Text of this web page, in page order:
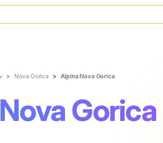
Nova Gorica Alpina Nova Gorica
Gorica